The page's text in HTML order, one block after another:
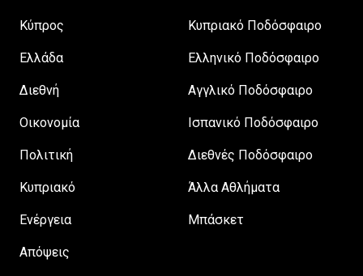
Κύπρος
Ελλάδα
Διεθνή
Οικονομία
Πολιτική
Κυπριακό
Ενέργεια
Απόψεις
Κυπριακό Ποδόσφαιρο
Ελληνικό Ποδόσφαιρο
Αγγλικό Ποδόσφαιρο
Ισπανικό Ποδόσφαιρο
Διεθνές Ποδόσφαιρο
Άλλα Αθλήματα
Μπάσκετ